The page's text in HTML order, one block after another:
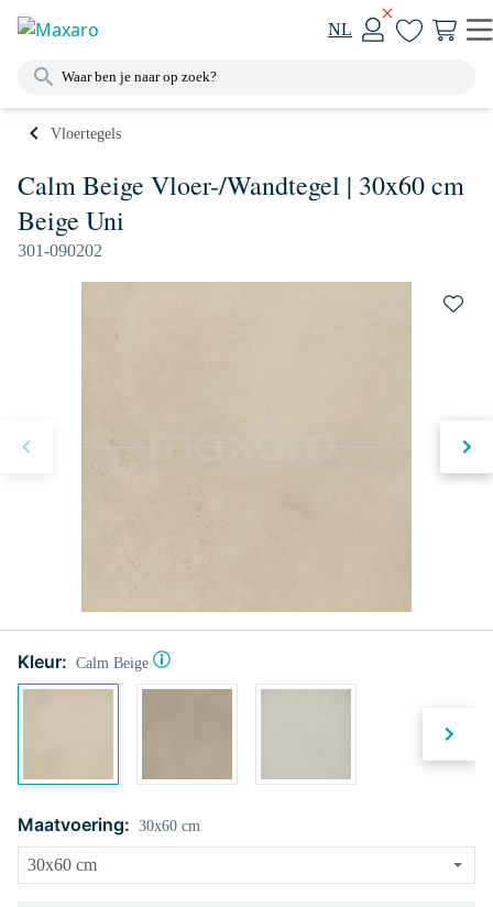
NL
Vloertegels
Calm Beige Vloer-/Wandtegel | 30x60 cm
Beige Uni
301-090202
Kleur: Calm Beige
Maatvoering: 30x60 cm